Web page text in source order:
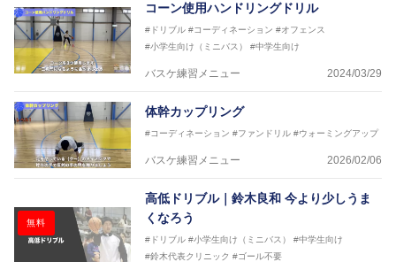
コーン使用ハンドリングドリル
#ドリブル #コーディネーション #オフェンス
#小学生向け（ミニバス）
#中学生向け
バスケ練習メニュー 2024/03/29
体幹カップリング
#コーディネーション #ファンドリル #ウォーミングアップ
バスケ練習メニュー 2026/02/06
無料
高低ドリブル｜鈴木良和 今より少しうま
くなろう
#ドリブル #小学生向け（ミニバス）
#中学生向け
#鈴木代表クリニック #ゴール不要